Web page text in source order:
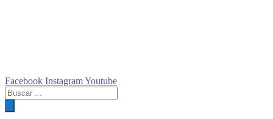
Facebook InstagramYoutube
Búsqueda
de
productos